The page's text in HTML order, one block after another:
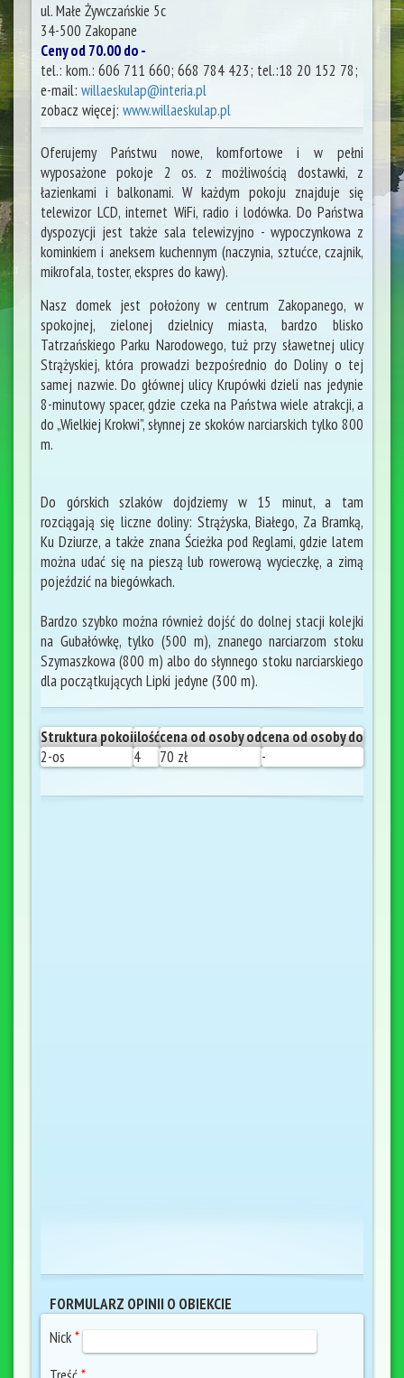
ul. Małe Żywczańskie 5c
34-500 Zakopane
Ceny od 70.00 do -
tel.: kom.: 606 711 660; 668 784 423; tel.:18 20 152 78;
e-mail: willaeskulap@interia.pl
zobacz więcej: www.willaeskulap.pl
Oferujemy Państwu nowe, komfortowe i w pełni
wyposażone pokoje 2 os. z możliwością dostawki, z
łazienkami i balkonami. W każdym pokoju znajduje się
telewizor LCD, internet WiFi, radio i lodówka. Do Państwa
dyspozycji jest także sala telewizyjno - wypoczynkowa z
kominkiem i aneksem kuchennym (naczynia, sztućce, czajnik,
mikrofala, toster, ekspres do kawy).
Nasz domek jest położony w centrum Zakopanego, w
spokojnej, zielonej dzielnicy miasta, bardzo blisko
Tatrzańskiego Parku Narodowego, tuż przy sławetnej ulicy
Strążyskiej, która prowadzi bezpośrednio do Doliny o tej
samej nazwie. Do głównej ulicy Krupówki dzieli nas jedynie
8-minutowy spacer, gdzie czeka na Państwa wiele atrakcji, a
do „Wielkiej Krokwi”, słynnej ze skoków narciarskich tylko 800
m.
Do górskich szlaków dojdziemy w 15 minut, a tam
rozciągają się liczne doliny: Strążyska, Białego, Za Bramką,
Ku Dziurze, a także znana Ścieżka pod Reglami, gdzie latem
można udać się na pieszą lub rowerową wycieczkę, a zimą
pojeździć na biegówkach.
Bardzo szybko można również dojść do dolnej stacji kolejki
na Gubałówkę, tylko (500 m), znanego narciarzom stoku
Szymaszkowa (800 m) albo do słynnego stoku narciarskiego
dla początkujących Lipki jedyne (300 m).
Struktura pokoiilośćcena od osoby odcena od osoby do
2-os
4 70 zł -
FORMULARZ OPINII O OBIEKCIE
Nick*